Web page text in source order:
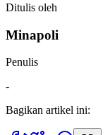
Ditulis oleh
Minapoli
Penulis
-
Bagikan artikel ini: